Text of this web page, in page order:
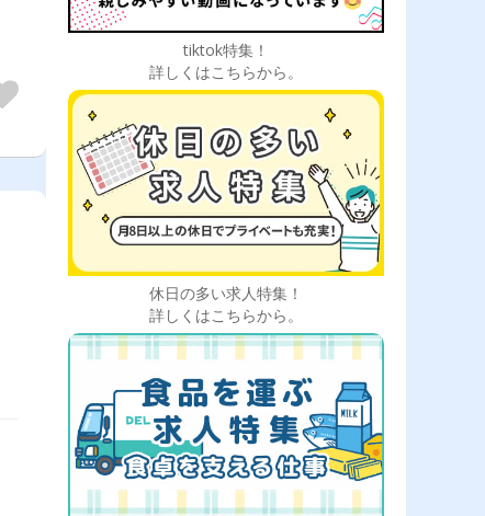
tiktok特集！
詳しくはこちらから。
休日の多い求人特集！
詳しくはこちらから。